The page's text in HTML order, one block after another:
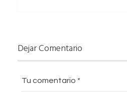
Dejar Comentario
Tu comentario *